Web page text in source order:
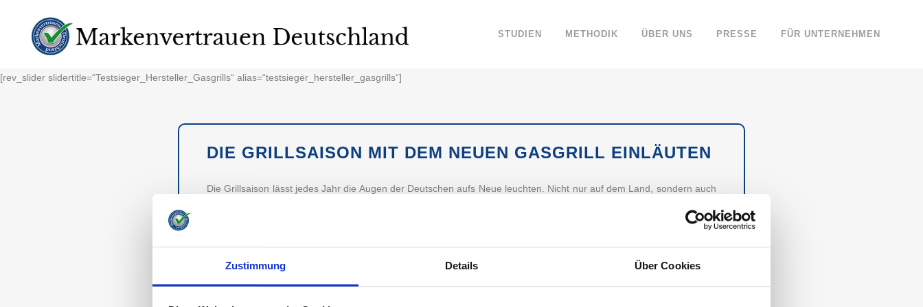
Zustimmung Details Über Cookies
STUDIEN METHODIK ÜBER UNS PRESSE FÜR UNTERNEHMEN
[rev_slider slidertitle=“Testsieger_Hersteller_Gasgrills“ alias=“testsieger_hersteller_gasgrills“]
DIE GRILLSAISON MIT DEM NEUEN GASGRILL EINLÄUTEN
Die Grillsaison lässt jedes Jahr die Augen der Deutschen aufs Neue leuchten. Nicht nur auf dem Land, sondern auch
MARKEN UNTER DEN HERSTELLERN FÜR GASGRILLS